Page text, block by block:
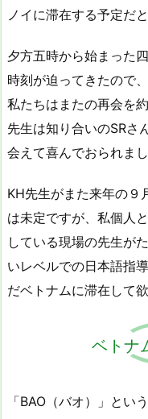
ノイに滞在する予定だ
夕方五時から始まった
時刻が迫ってきたので
私たちはまたの再会を
先生は知り合いのSRさ
会えて喜んでおられまし
KH先生がまた来年の９
は未定ですが、私個人
している現場の先生が
いレベルでの日本語指
だベトナムに滞在して
ベトナ
「BAO（バオ）」とい